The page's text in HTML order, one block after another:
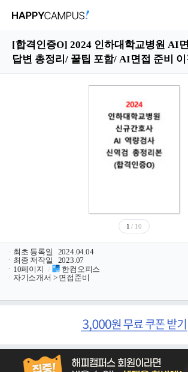
[합격인증O] 2024 인하대학교병원 AI
답변 총정리/ 꿀팁 포함/ AI면접 준비
1 / 10
ㆍ 최초 등록일
2024.04.04
ㆍ 최종 저작일
2023.07
ㆍ 10페이지 /
한컴오피스
ㆍ 자기소개서 > 면접준비